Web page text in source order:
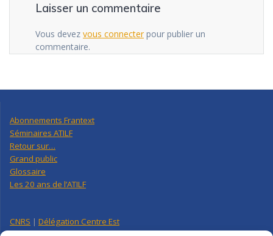
Laisser un commentaire
Vous devez vous connecterpour publier un
commentaire.
Abonnements Frantext
Séminaires ATILF
Retour sur…
Grand public
Glossaire
Les 20 ans de l’ATILF
CNRS | Délégation Centre Est